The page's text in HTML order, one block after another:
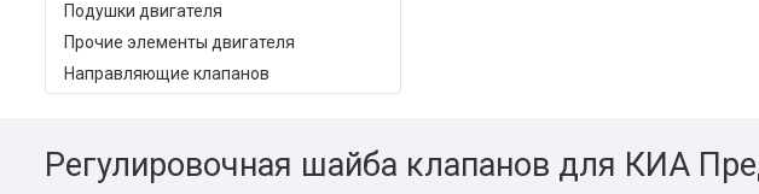
Подушки двигателя
Прочие элементы двигателя
Направляющие клапанов
Регулировочная шайба клапанов для КИА